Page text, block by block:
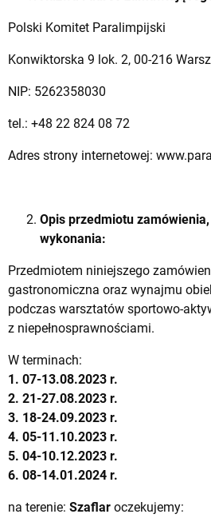
Polski Komitet Paralimpijski
Konwiktorska 9 lok. 2, 00-216
NIP: 5262358030
tel.: +48 22 824 08 72
Adres strony internetowej:
Opis przedmiotu
wykonania:
Przedmiotem niniejszego
gastronomiczna oraz wynajmu
podczas warsztatów sportowo-
z niepełnosprawnościami.
W terminach:
1. 07-13.08.2023 r.
2. 21-27.08.2023 r.
3. 18-24.09.2023 r.
4. 05-11.10.2023 r.
5. 04-10.12.2023 r.
6. 08-14.01.2024 r.
na terenie: Szaflar oczekujemy: